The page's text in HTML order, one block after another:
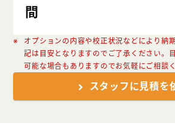
間
オプションの内容や校正状況などにより納
記は目安となりますのでご了承ください。
可能な場合もありますのでお気軽にご相談く
スタッフに見積を